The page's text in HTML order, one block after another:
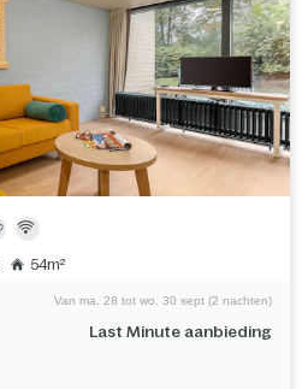
54m²
Last Minute aanbieding
Van ma. 28 tot wo. 30 sept (2 nachten)